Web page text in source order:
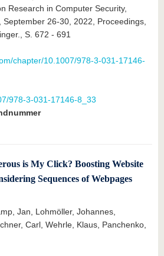
Research in Computer Security,
26-30, 2022, Proceedings,
S. 672 - 691
chapter/10.1007/978-3-031-17146-
978-3-031-17146-8_33
is My Click? Boosting Website
Sequences of Webpages
Jan, Lohmöller, Johannes,
Carl, Wehrle, Klaus, Panchenko,